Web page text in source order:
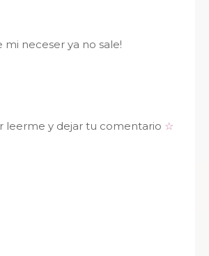
mi neceser ya no sale!
leerme y dejar tu comentario ☆